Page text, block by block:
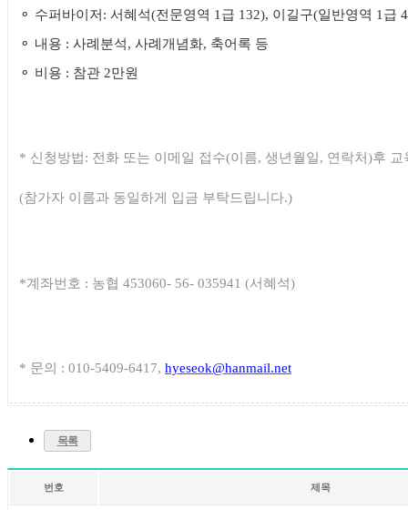
⚬ 수퍼바이저 : 서혜석(전문영역 1 급 132), 이길구(일반영역 1 급
⚬ 내용 : 사례분석, 사례개념화, 축어록 등
⚬ 비용 : 참관 2만원
* 신청방법: 전화 또는 이메일 접수(이름, 생년월일, 연락처)후 교
(참가자 이름과 동일하게 입금 부탁드립니다.)
*계좌번호 : 농협 453060- 56- 035941 (서혜석)
* 문의 : 010-5409-6417, hyeseok@hanmail.net
목록
번호 제목